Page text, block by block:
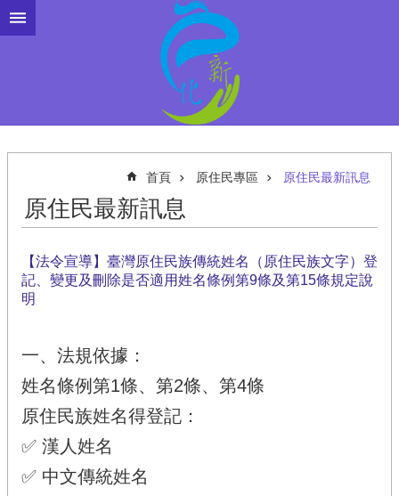
跳到主要內容區塊
首頁 原住民專區 原住民最新訊息
原住民最新訊息
【法令宣導】臺灣原住民族傳統姓名（原住民族文字）登
記、變更及刪除是否適用姓名條例第9條及第15條規定說
明
一、法規依據：
姓名條例第1條、第2條、第4條
原住民族姓名得登記：
✅ 漢人姓名
✅ 中文傳統姓名